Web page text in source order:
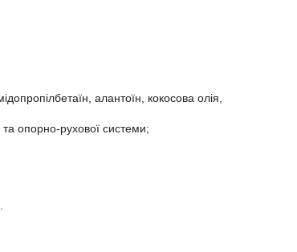
алантоїн, кокосова олія,
опорно-рухової системи;